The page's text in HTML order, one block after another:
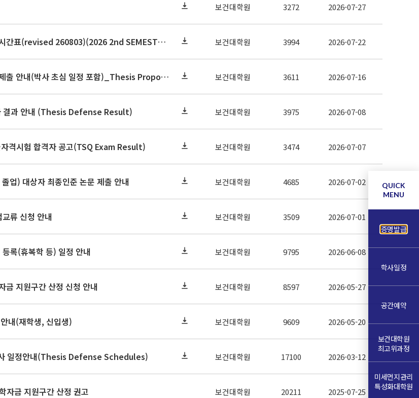
보건대학원 3272 2026-07-27
2026학년도 2학기 보건대학원 강의시간표(revised 260803)(2026 2nd SEMESTER SNU GSPH TIMETABLE) 보건대학원 3994 2026-07-22
2026학년도 2학기 논문작성계획서 제출 안내(박사 초심 일정 포함)_Thesis Proposal 보건대학원 3611 2026-07-16
결과 안내 (Thesis Defense Result) 보건대학원 3975 2026-07-08
격시험 합격자 공고(TSQ Exam Result) 보건대학원 3474 2026-07-07
업) 대상자 최종인준 논문 제출 안내 보건대학원 4685 2026-07-02
류 신청 안내 보건대학원 3509 2026-07-01
록(휴복학 등) 일정 안내 보건대학원 9795 2026-06-08
금 지원구간 산정 신청 안내 보건대학원 8597 2026-05-27
내(재학생, 신입생) 보건대학원 9609 2026-05-20
일정안내(Thesis Defense Schedules) 보건대학원 17100 2026-03-12
자금 지원구간 산정 권고 보건대학원 20211 2025-07-25
QUICK
MENU
증명발급
학사일정
공간예약
보건대학원
최고위과정
미세먼지관리
특성화대학원